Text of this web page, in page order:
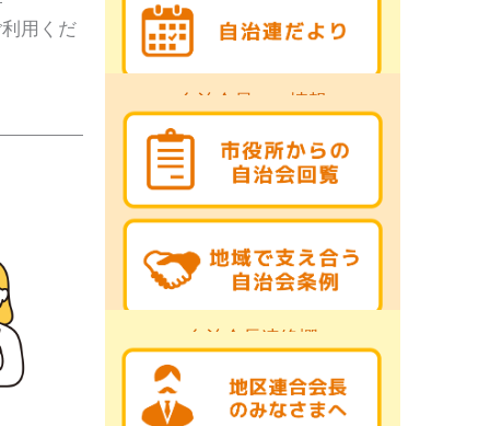
用くだ
自治会員への情報
自治会長連絡欄